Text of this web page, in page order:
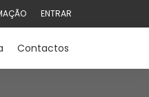
ENTRAR
Contactos